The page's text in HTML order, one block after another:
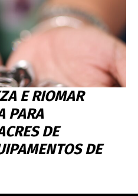
E RIOMAR
PARA
DE
DE